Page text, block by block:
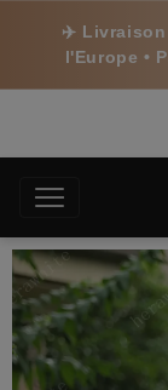
✈️ Livraison
l'Europe •